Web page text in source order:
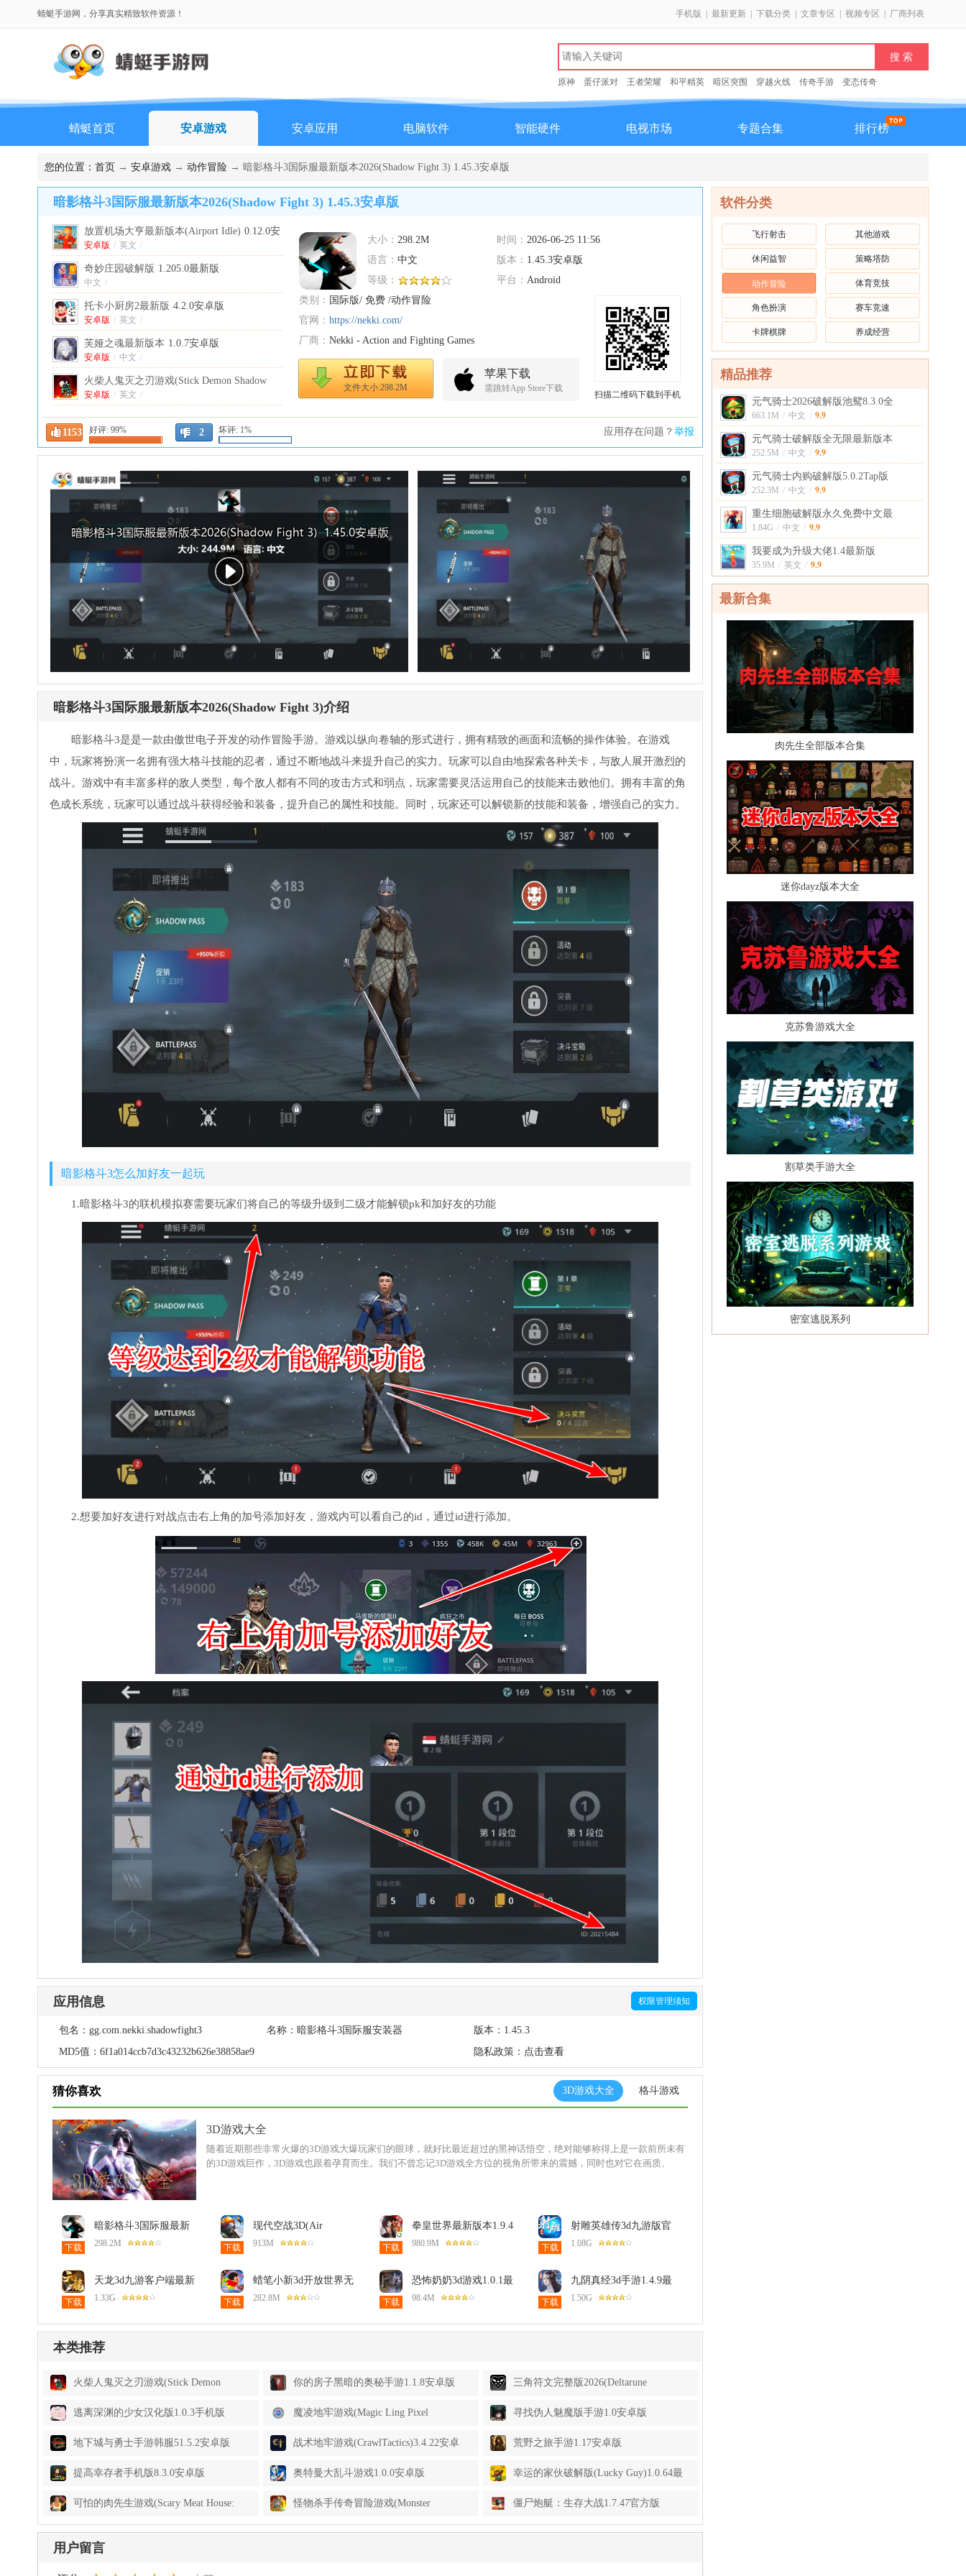
蜻蜓手游网，分享真实精致软件资源！ 手机版 最新更新 下载分类 文章专区 视频专区 厂商列表
原神 蛋仔派对 王者荣耀 和平精英 暗区突围 穿越火线 传奇手游 变态传奇
蜻蜓首页 安卓游戏 安卓应用 电脑软件 智能硬件 电视市场 专题合集 排行榜
您的位置： 首页 → 安卓游戏 → 动作冒险 → 暗影格斗3国际服最新版本2026(Shadow Fight 3) 1.45.3安卓版
暗影格斗3国际服最新版本2026(Shadow Fight 3) 1.45.3安卓版
大小： 298.2M 时间： 2026-06-25 11:56
语言： 中文 版本： 1.45.3安卓版
等级：
平台： Android
类别： 国际版/ 免费 /动作冒险
官网： https://nekki.com/
厂商： Nekki - Action and Fighting Games
文件大小:298.2M
苹果下载
需跳转App Store下载
1153 好评: 99% 2 坏评: 1% 应用存在问题？ 举报
放置机场大亨最新版本(Airport Idle) 0.12.0安
卓版
安卓版 / 英文 /
奇妙庄园破解版 1.205.0最新版
中文 /
托卡小厨房2最新版 4.2.0安卓版
安卓版 / 英文 /
芙娅之魂最新版本 1.0.7安卓版
安卓版 / 中文 /
火柴人鬼灭之刃游戏(Stick Demon Shadow
Fight) 3.7安卓版
安卓版 / 英文 /
你的房子黑暗的奥秘手游 1.1.8安卓版
安卓版 / 英文
代号天机手游 0.1.1安卓版
中文 /
梅洛立方音游(Melocube) 0.3.0.2安卓版
安卓版 /
疯狂医院手机版 1.0.147安卓版
66666年黑暗魔法师降临游戏(Dark Mage -
Reincarnation after 66666 years) 1.0.21安卓版
安卓版 / 英文 /
扫描二维码下载到手机
暗影格斗3国际服最新版本2026(Shadow Fight 3)介绍
暗影格斗3是是一款由傲世电子开发的动作冒险手游。游戏以纵向卷轴的形式进行，拥有精致的画面和流畅的操作体验。在游戏
中，玩家将扮演一名拥有强大格斗技能的忍者，通过不断地战斗来提升自己的实力。玩家可以自由地探索各种关卡，与敌人展开激烈的
战斗。游戏中有丰富多样的敌人类型，每个敌人都有不同的攻击方式和弱点，玩家需要灵活运用自己的技能来击败他们。拥有丰富的角
色成长系统，玩家可以通过战斗获得经验和装备，提升自己的属性和技能。同时，玩家还可以解锁新的技能和装备，增强自己的实力。
暗影格斗3怎么加好友一起玩
1.暗影格斗3的联机模拟赛需要玩家们将自己的等级升级到二级才能解锁pk和加好友的功能
2.想要加好友进行对战点击右上角的加号添加好友，游戏内可以看自己的id，通过id进行添加。
应用信息 权限管理须知
包名： gg.com.nekki.shadowfight3 名称： 暗影格斗3国际服安装器 版本： 1.45.3
MD5值： 6f1a014ccb7d3c43232b626e38858ae9 隐私政策： 点击查看
猜你喜欢 3D游戏大全 格斗游戏
3D游戏大全
随着近期那些非常火爆的3D游戏大爆玩家们的眼球，就好比最近超过的黑神话悟空，绝对能够称得上是一款前所未有
的3D游戏巨作，3D游戏也跟着孕育而生。我们不曾忘记3D游戏全方位的视角所带来的震撼，同时也对它在画质、
下载
暗影格斗3国际服最新
版本2026(Shadow Fight
3)1.45.3安卓版
298.2M 下载
现代空战3D(Air
Combat)6.4.0最新版本
913M 下载
拳皇世界最新版本1.9.4
安卓版
980.9M 下载
射雕英雄传3d九游版官
方版3.1.0安卓版
1.08G
下载
天龙3d九游客户端最新
版本1.1081.0.0安卓版
1.33G 下载
蜡笔小新3d开放世界无
限金币版2安卓版
282.8M 下载
恐怖奶奶3d游戏1.0.1最
新版
98.4M 下载
九阴真经3d手游1.4.9最
新版
1.50G
本类推荐
火柴人鬼灭之刃游戏(Stick Demon
Shadow Fight)3.7安卓版
你的房子黑暗的奥秘手游1.1.8安卓版 三角符文完整版2026(Deltarune
Shaderless)6.0.0最新版
逃离深渊的少女汉化版1.0.3手机版 魔凌地牢游戏(Magic Ling Pixel
Dungeon)0.9.4.9-R安卓版
寻找伪人魅魔版手游1.0安卓版
地下城与勇士手游韩服51.5.2安卓版 战术地牢游戏(CrawlTactics)3.4.22安卓
版
荒野之旅手游1.17安卓版
提高幸存者手机版8.3.0安卓版 奥特曼大乱斗游戏1.0.0安卓版 幸运的家伙破解版(Lucky Guy)1.0.64最
新版
可怕的肉先生游戏(Scary Meat House: 怪物杀手传奇冒险游戏(Monster 僵尸炮艇：生存大战1.7.47官方版
用户留言
软件分类
飞行射击 其他游戏
休闲益智 策略塔防
动作冒险 体育竞技
角色扮演 赛车竞速
卡牌棋牌 养成经营
精品推荐
元气骑士2026破解版池鸳8.3.0全
663.1M / 中文 / 9.9
元气骑士破解版全无限最新版本
252.5M / 中文 / 9.9
元气骑士内购破解版5.0.2Tap版
252.3M / 中文 / 9.9
重生细胞破解版永久免费中文最
1.84G / 中文 / 9.9
我要成为升级大佬1.4最新版
35.9M / 英文 / 9.9
最新合集
肉先生全部版本合集
迷你dayz版本大全
克苏鲁游戏大全
割草类手游大全
密室逃脱系列